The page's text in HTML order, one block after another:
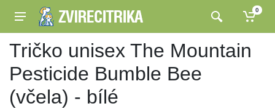
0
Tričko unisex The Mountain
Pesticide Bumble Bee
(včela) - bílé